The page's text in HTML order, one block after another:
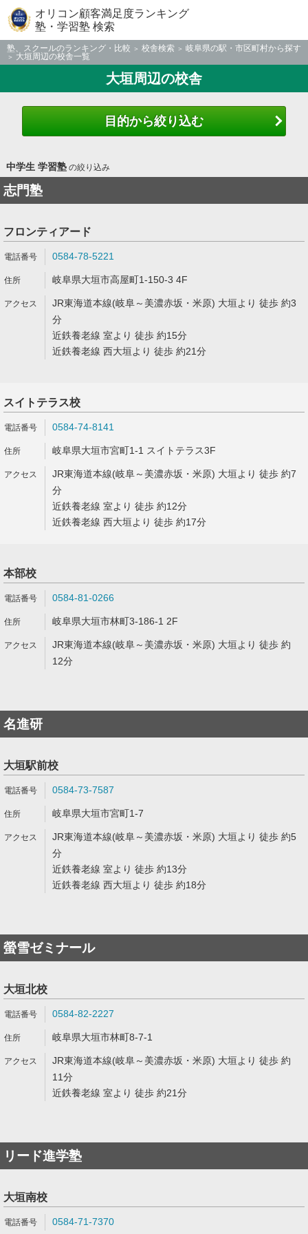
オリコン顧客満足度ランキング
塾・学習塾 検索
塾、スクールのランキング・比較 校舎検索
岐阜県の駅・市区町村から探す
大垣周辺の校舎一覧
大垣周辺の校舎
目的から絞り込む
中学生 学習塾の絞り込み
志門塾
フロンティアード
0584-78-5221
岐阜県大垣市高屋町1-150-3 4F
JR東海道本線(岐阜～美濃赤坂・米原) 大垣より 徒歩 約3
分
近鉄養老線 室より 徒歩 約15分
近鉄養老線 西大垣より 徒歩 約21分
スイトテラス校
0584-74-8141
岐阜県大垣市宮町1-1 スイトテラス3F
JR東海道本線(岐阜～美濃赤坂・米原) 大垣より 徒歩 約7
分
近鉄養老線 室より 徒歩 約12分
近鉄養老線 西大垣より 徒歩 約17分
本部校
0584-81-0266
岐阜県大垣市林町3-186-1 2F
JR東海道本線(岐阜～美濃赤坂・米原) 大垣より 徒歩 約
12分
名進研
大垣駅前校
0584-73-7587
岐阜県大垣市宮町1-7
JR東海道本線(岐阜～美濃赤坂・米原) 大垣より 徒歩 約5
分
近鉄養老線 室より 徒歩 約13分
近鉄養老線 西大垣より 徒歩 約18分
螢雪ゼミナール
大垣北校
0584-82-2227
岐阜県大垣市林町8-7-1
JR東海道本線(岐阜～美濃赤坂・米原) 大垣より 徒歩 約
11分
近鉄養老線 室より 徒歩 約21分
リード進学塾
大垣南校
0584-71-7370